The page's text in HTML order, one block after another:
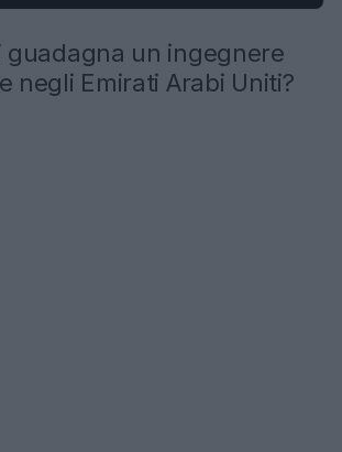
guadagna un ingegnere
negli Emirati Arabi Uniti?